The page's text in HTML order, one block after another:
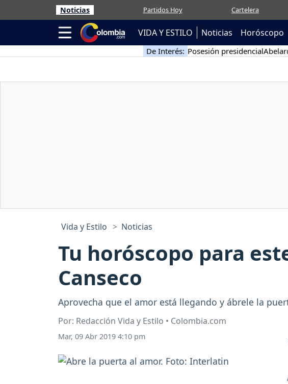
Noticias Partidos Hoy Cartelera
VIDA Y ESTILO Noticias Horóscopo
De Interés: Posesión presidencial
Vida y Estilo Noticias
Tu horóscopo para
Canseco
Aprovecha que el amor está llegando y ábrele la
Por: Redacción Vida y Estilo • Colombia.com
Mar, 09 Abr 2019 4:10 pm